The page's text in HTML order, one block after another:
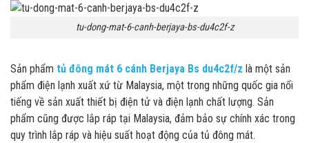
tu-dong-mat-6-canh-berjaya-bs-du4c2f-z
Sản phẩm tủ đông mát 6 cánh Berjaya Bs du4c2f/z là một sản
phẩm điện lạnh xuất xứ từ Malaysia, một trong những quốc gia nổi
tiếng về sản xuất thiết bị điện tử và điện lạnh chất lượng. Sản
phẩm cũng được lắp ráp tại Malaysia, đảm bảo sự chính xác trong
quy trình lắp ráp và hiệu suất hoạt động của tủ đông mát.